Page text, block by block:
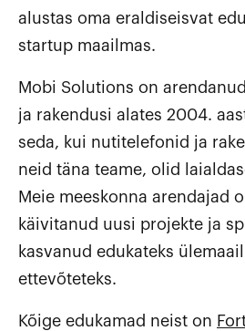
alustas oma eraldiseisvat
startup maailmas.
Mobi Solutions on
ja rakendusi alates 2004.
seda, kui nutitelefonid ja
neid täna teame, olid
Meie meeskonna arendajad
käivitanud uusi projekte ja
kasvanud edukateks
ettevõteteks.
Kõige edukamad neist on